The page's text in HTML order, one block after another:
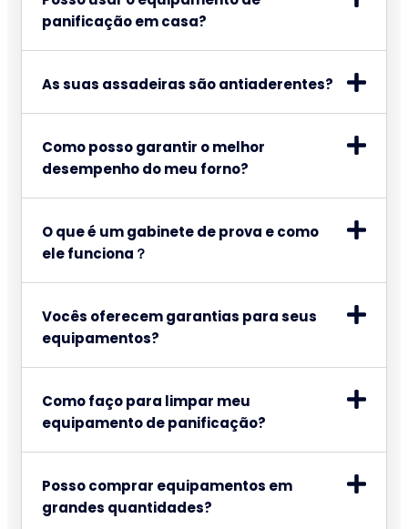
panificação em casa?
As suas assadeiras são antiaderentes?
Como posso garantir o melhor
desempenho do meu forno?
O que é um gabinete de prova e como
ele funciona？
Vocês oferecem garantias para seus
equipamentos?
Como faço para limpar meu
equipamento de panificação?
Posso comprar equipamentos em
grandes quantidades?